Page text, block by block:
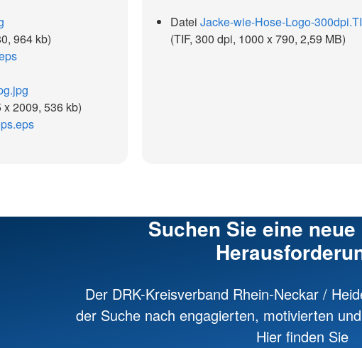
964 kb)
x 2009, 536 kb)
Datei Jacke-wie-Hose-Logo-
(TIF, 300 dpi, 1000 x 790, 2,59 MB)
Suchen Sie eine
Der DRK-Kreisverband Rhein-Neckar /
der Suche nach engagierten, motivierten
Hier finden Sie